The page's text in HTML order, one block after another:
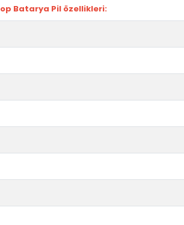
Batarya Pil özellikleri: